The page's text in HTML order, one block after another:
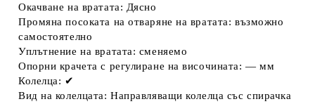
Окачване на вратата: Дясно
Промяна посоката на отваряне на вратата: възможно
самостоятелно
Уплътнение на вратата: сменяемо
Опорни крачета с регулиране на височината: — мм
Колелца: ✔
Вид на колелцата: Направляващи колелца със спирачка